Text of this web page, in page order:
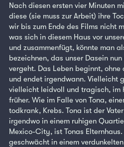
Nach diesen ersten vier Minuten
diese (sie muss zur Arbeit) ihre
wir bis zum Ende des Films nicht
was sich in diesem Haus vor
und zusammenfügt, könnte man
bezeichnen, das unser Dasein
vergeht. Das Leben beginnt,
und endet irgendwann. Vielleicht
vielleicht leidvoll und tragisch, im
früher. Wie im Falle von Tona,
todkrank, Krebs. Tona ist der
irgendwo in einem ruhigen
Mexico-City, ist Tonas
geschwächt in einem